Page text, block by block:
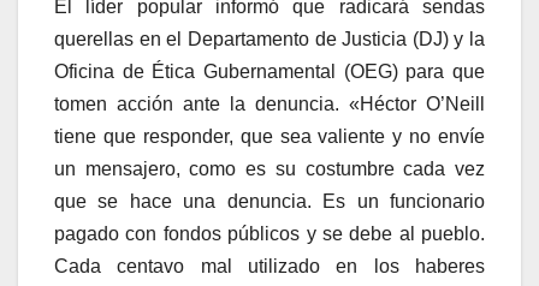
El líder popular informó que radicará sendas
querellas en el Departamento de Justicia (DJ) y la
Oficina de Ética Gubernamental (OEG) para que
tomen acción ante la denuncia. «Héctor O’Neill
tiene que responder, que sea valiente y no envíe
un mensajero, como es su costumbre cada vez
que se hace una denuncia. Es un funcionario
pagado con fondos públicos y se debe al pueblo.
Cada centavo mal utilizado en los haberes